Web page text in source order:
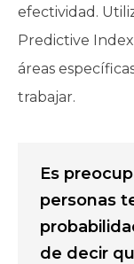
efectividad.
Predictive
áreas
trabajar.
Es
personas
de decir